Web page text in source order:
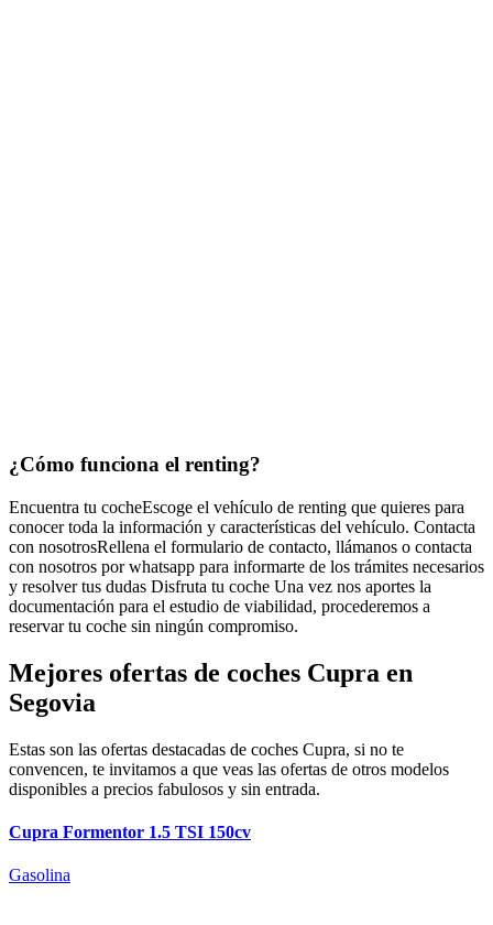
¿Cómo funciona el renting?
Encuentra tu cocheEscoge el vehículo de renting que quieres para
conocer toda la información y características del vehículo. Contacta
con nosotrosRellena el formulario de contacto, llámanos o contacta
con nosotros por whatsapp para informarte de los trámites necesarios
y resolver tus dudas Disfruta tu coche Una vez nos aportes la
documentación para el estudio de viabilidad, procederemos a
reservar tu coche sin ningún compromiso.
Mejores ofertas de coches Cupra en
Segovia
Estas son las ofertas destacadas de coches Cupra, si no te
convencen, te invitamos a que veas las ofertas de otros modelos
disponibles a precios fabulosos y sin entrada.
Cupra Formentor 1.5 TSI 150cv
Gasolina